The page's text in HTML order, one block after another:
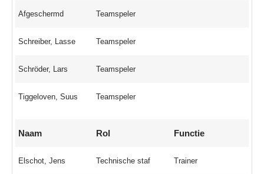
Afgeschermd Teamspeler
Schreiber, Lasse Teamspeler
Schröder, Lars Teamspeler
Tiggeloven, Suus Teamspeler
Naam Rol Functie
Elschot, Jens Technische staf Trainer